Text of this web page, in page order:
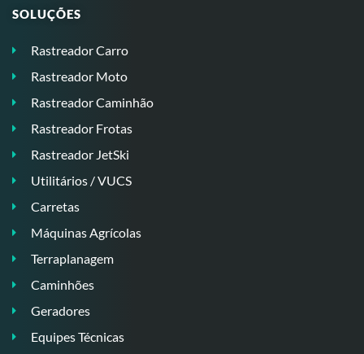
SOLUÇÕES
Rastreador Carro
Rastreador Moto
Rastreador Caminhão
Rastreador Frotas
Rastreador JetSki
Utilitários / VUCS
Carretas
Máquinas Agrícolas
Terraplanagem
Caminhões
Geradores
Equipes Técnicas